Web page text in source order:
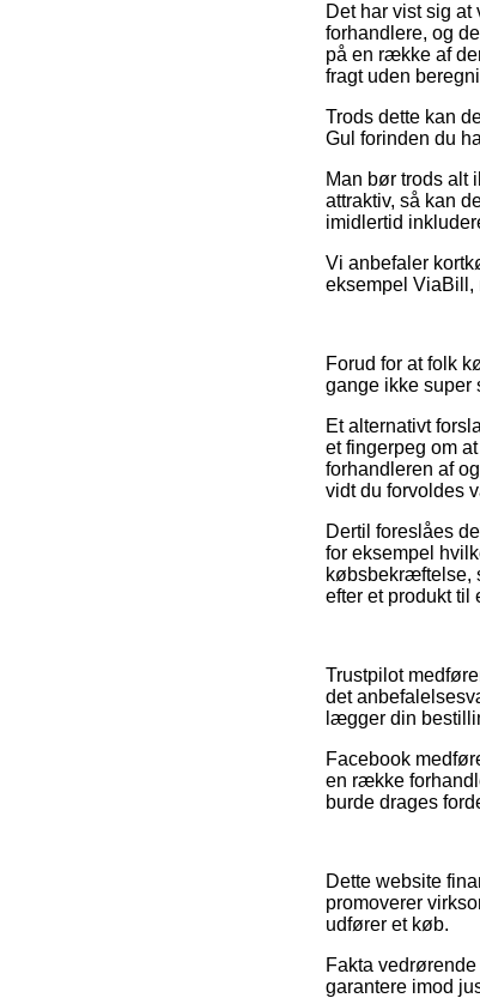
Det har vist sig
forhandlere, og
på en række af
fragt uden
Trods dette kan
Gul forinden du
Man bør trods alt
attraktiv, så kan
imidlertid
Vi anbefaler
eksempel ViaBill,
Forud for at folk
gange ikke super
Et alternativt
et fingerpeg om
forhandleren af
vidt du forvoldes
Dertil foreslåes
for eksempel
købsbekræftelse,
efter et produkt til
Trustpilot
det
lægger din
Facebook
en række
burde drages
Dette website
promoverer
udfører et køb.
Fakta
garantere imod